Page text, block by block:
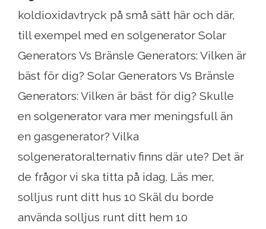
koldioxidavtryck på små sätt här och där,
till exempel med en solgenerator Solar
Generators Vs Bränsle Generators: Vilken är
bäst för dig? Solar Generators Vs Bränsle
Generators: Vilken är bäst för dig? Skulle
en solgenerator vara mer meningsfull än
en gasgenerator? Vilka
solgeneratoralternativ finns där ute? Det är
de frågor vi ska titta på idag. Läs mer,
solljus runt ditt hus 10 Skäl du borde
använda solljus runt ditt hem 10